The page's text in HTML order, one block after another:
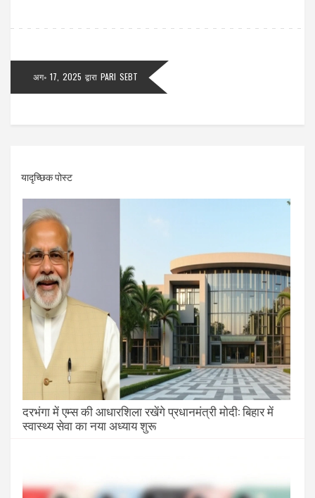
अग॰ 17, 2025 द्वारा PARI SEBT
यादृच्छिक पोस्ट
दरभंगा में एम्स की आधारशिला रखेंगे प्रधानमंत्री मोदी: बिहार में
स्वास्थ्य सेवा का नया अध्याय शुरू